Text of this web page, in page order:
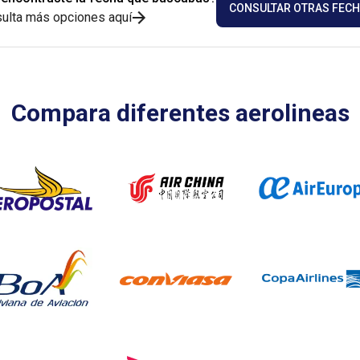
más opciones aquí
CONSULTAR OTRAS
Compara diferentes aerolineas